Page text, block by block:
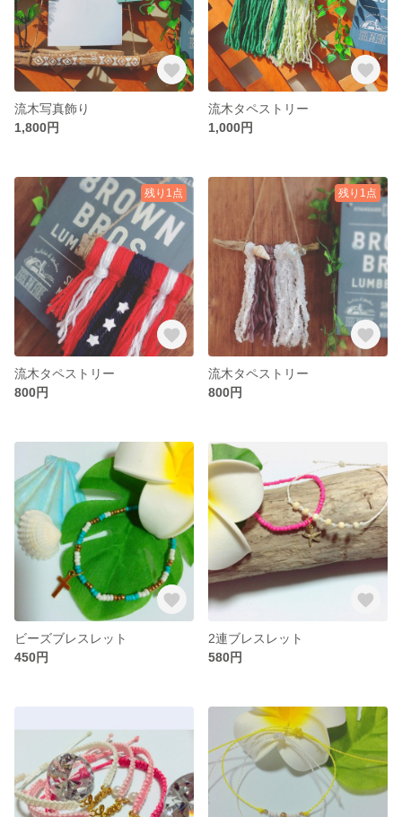
流木写真飾り
1,800円
流木タペストリー
1,000円
残り1点
流木タペストリー
800円
残り1点
流木タペストリー
800円
ビーズブレスレット
450円
2連ブレスレット
580円